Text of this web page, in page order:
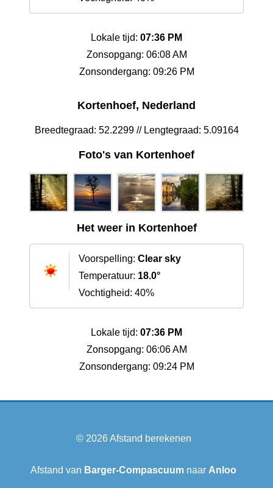
Lokale tijd: 07:36 PM
Zonsopgang: 06:08 AM
Zonsondergang: 09:26 PM
Kortenhoef, Nederland
Breedtegraad: 52.2299 // Lengtegraad: 5.09164
Foto's van Kortenhoef
Het weer in Kortenhoef
Voorspelling: Clear sky
Temperatuur: 18.0°
Vochtigheid: 40%
Lokale tijd: 07:36 PM
Zonsopgang: 06:06 AM
Zonsondergang: 09:24 PM
© 2026Afstand berekenen
Afstand van Barger-Compascuum naar Anloo